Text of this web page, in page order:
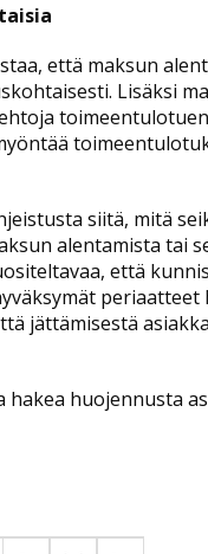
että maksun
Lisäksi
siitä, mitä
alentamista tai
että
jättämisestä
hakea huojennusta